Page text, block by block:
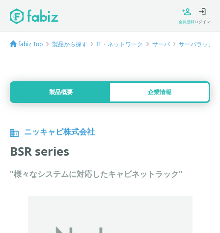
会員登録ログイン
fabiz Top 製品から探す IT・ネットワーク サーバ サーバラック
製品概要 企業情報
ニッキャビ株式会社
BSR series
"様々なシステムに対応したキャビネットラック"